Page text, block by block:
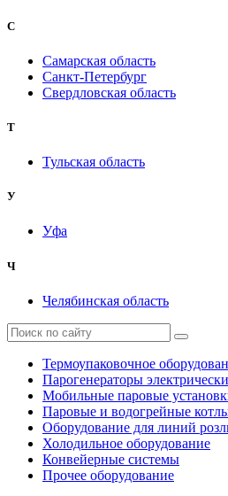
С
Самарская область
Санкт-Петербург
Свердловская область
Т
Тульская область
У
Уфа
Ч
Челябинская область
Термоупаковочное
Парогенераторы
Мобильные паровые
Паровые и водогрейные
Оборудование для линий
Холодильное оборудование
Конвейерные системы
Прочее оборудование